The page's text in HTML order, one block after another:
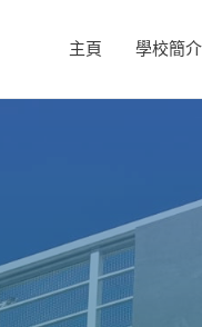
主頁 學校簡介